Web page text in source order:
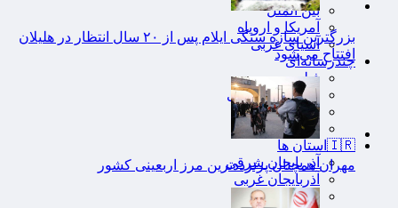
بین الملل
آمریکا و اروپاه
آسیای غربی
چندرسانه‌ای
فیلم
گزارش تصویری
عکس
اینفوگرافی
🇮🇷استان ها
آذربایجان شرقی
آذربایجان غربی
اردبیل
بزرگترین سازه سنگی ایلام پس از ۲۰ سال انتظار در هلیلان
افتتاح می‌شود
مهران همچنان پرترددترین مرز اربعینی کشور